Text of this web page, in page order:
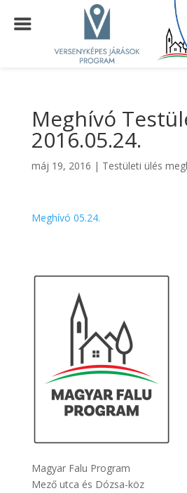
Meghívó
2016.05.24.
máj 19, 2016 | Testületi ülés
Meghívó 05.24.
Magyar Falu Program
Mező utca és Dózsa-köz